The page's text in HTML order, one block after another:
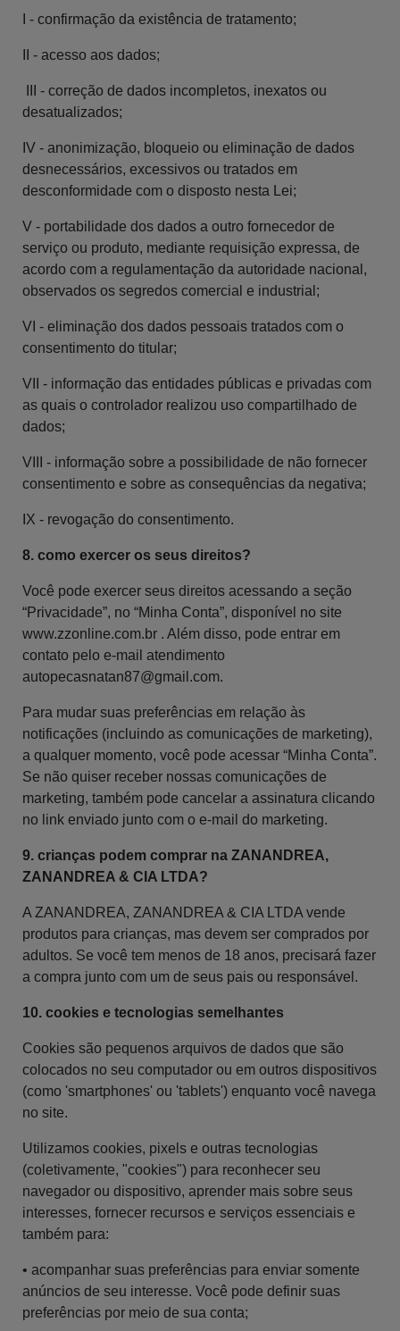
I - confirmação da existência de tratamento;
II - acesso aos dados;
III - correção de dados incompletos, inexatos ou
desatualizados;
IV - anonimização, bloqueio ou eliminação de dados
desnecessários, excessivos ou tratados em
desconformidade com o disposto nesta Lei;
V - portabilidade dos dados a outro fornecedor de
serviço ou produto, mediante requisição expressa, de
acordo com a regulamentação da autoridade nacional,
observados os segredos comercial e industrial;
VI - eliminação dos dados pessoais tratados com o
consentimento do titular;
VII - informação das entidades públicas e privadas com
as quais o controlador realizou uso compartilhado de
dados;
VIII - informação sobre a possibilidade de não fornecer
consentimento e sobre as consequências da negativa;
IX - revogação do consentimento.
8. como exercer os seus direitos?
Você pode exercer seus direitos acessando a seção
“Privacidade”, no “Minha Conta”, disponível no site
www.zzonline.com.br . Além disso, pode entrar em
contato pelo e-mail atendimento
autopecasnatan87@gmail.com.
Para mudar suas preferências em relação às
notificações (incluindo as comunicações de marketing),
a qualquer momento, você pode acessar “Minha Conta”.
Se não quiser receber nossas comunicações de
marketing, também pode cancelar a assinatura clicando
no link enviado junto com o e-mail do marketing.
9. crianças podem comprar na ZANANDREA,
ZANANDREA & CIA LTDA?
A ZANANDREA, ZANANDREA & CIA LTDA vende
produtos para crianças, mas devem ser comprados por
adultos. Se você tem menos de 18 anos, precisará fazer
a compra junto com um de seus pais ou responsável.
10. cookies e tecnologias semelhantes
Cookies são pequenos arquivos de dados que são
colocados no seu computador ou em outros dispositivos
(como 'smartphones' ou 'tablets') enquanto você navega
no site.
Utilizamos cookies, pixels e outras tecnologias
(coletivamente, "cookies") para reconhecer seu
navegador ou dispositivo, aprender mais sobre seus
interesses, fornecer recursos e serviços essenciais e
também para:
• acompanhar suas preferências para enviar somente
anúncios de seu interesse. Você pode definir suas
preferências por meio de sua conta;